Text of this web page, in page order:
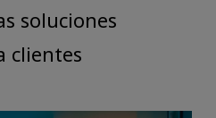
soluciones
clientes